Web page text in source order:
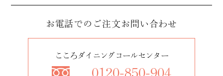
お電話でのご注文お問い合わせ
こころダイニングコールセンター
0120-850-904